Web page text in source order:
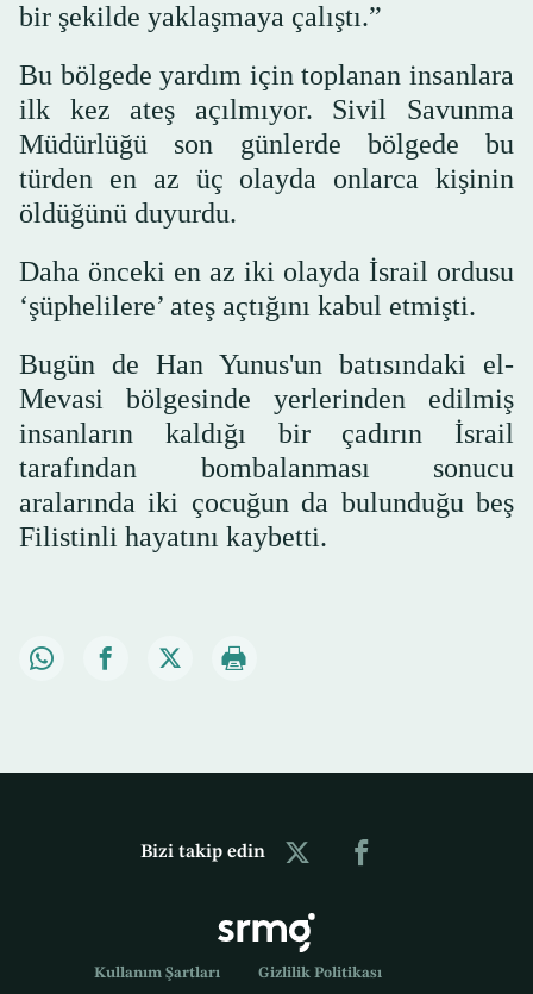
bir şekilde yaklaşmaya çalıştı.”
Bu bölgede yardım için toplanan insanlara
ilk kez ateş açılmıyor. Sivil Savunma
Müdürlüğü son günlerde bölgede bu
türden en az üç olayda onlarca kişinin
öldüğünü duyurdu.
Daha önceki en az iki olayda İsrail ordusu
‘şüphelilere’ ateş açtığını kabul etmişti.
Bugün de Han Yunus'un batısındaki el-
Mevasi bölgesinde yerlerinden edilmiş
insanların kaldığı bir çadırın İsrail
tarafından bombalanması sonucu
aralarında iki çocuğun da bulunduğu beş
Filistinli hayatını kaybetti.
Bizi takip edin
Kullanım Şartları Gizlilik Politikası